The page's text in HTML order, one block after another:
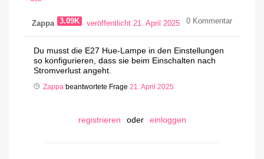
Zappa 3.09K veröffentlicht 21. April 2025 0 Kommentar
Du musst die E27 Hue-Lampe in den Einstellungen
so konfigurieren, dass sie beim Einschalten nach
Stromverlust angeht.
Zappa beantwortete Frage 21. April 2025
registrieren oder einloggen